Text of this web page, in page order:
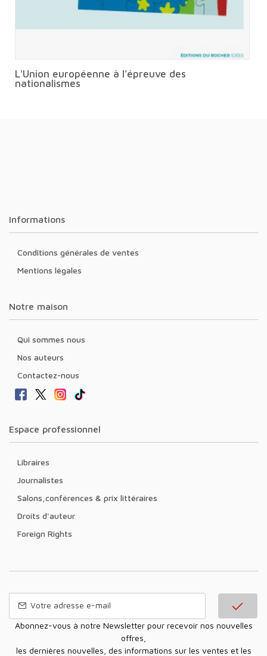
L'Union européenne à l'épreuve des
nationalismes
Informations
Conditions générales de ventes
Mentions légales
Notre maison
Qui sommes nous
Nos auteurs
Contactez-nous
Espace professionnel
Libraires
Journalistes
Salons,conférences & prix littéraires
Droits d'auteur
Foreign Rights
Abonnez-vous à notre Newsletter pour recevoir nos nouvelles
offres,
les dernières nouvelles, des informations sur les ventes et les